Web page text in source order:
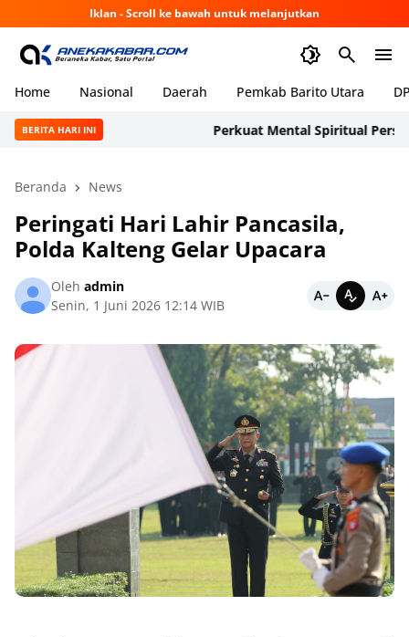
Iklan - Scroll ke bawah untuk melanjutkan
Home Nasional Daerah Pemkab Barito Utara
BERITA HARI INI Perkuat Mental Spiritual
Beranda News
Peringati Hari Lahir Pancasila,
Polda Kalteng Gelar Upacara
Oleh admin
Senin, 1 Juni 2026 12:14 WIB